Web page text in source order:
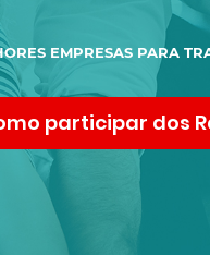
EMPRESAS PARA
participar dos